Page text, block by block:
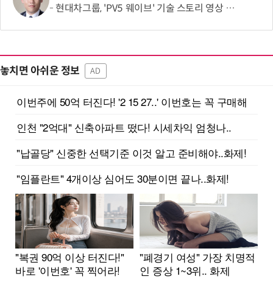
현대차그룹, 'PV5 웨이브' 기술 스토리 영상 조회수 1000만뷰 돌파
놓치면 아쉬운 정보 AD